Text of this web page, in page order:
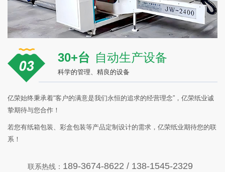
30+台 自动生产设备
科学的管理、精良的设备
亿荣始终秉承着“客户的满意是我们永恒的追求的经营理念”，亿荣纸业诚
挚期待与您合作！
若您有纸箱包装、彩盒包装等产品定制设计的需求，亿荣纸业期待您的联
系！
联系热线： 189-3674-8622 / 138-1545-2329